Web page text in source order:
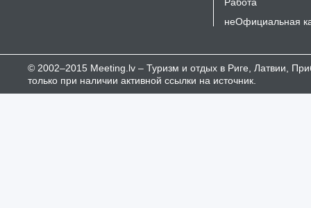
Работа
неОфициальная
© 2002–2015 Meeting.lv – Туризм и отдых в Риге, Латвии,
только при наличии активной ссылки на источник.